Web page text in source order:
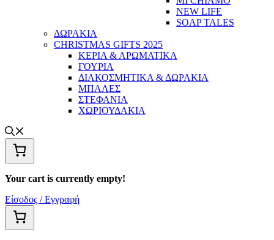
NEW LIFE
SOAP TALES
ΔΩΡΑΚΙΑ
CHRISTMAS GIFTS 2025
ΚΕΡΙΑ & ΑΡΩΜΑΤΙΚΑ
ΓΟΥΡΙΑ
ΔΙΑΚΟΣΜΗΤΙΚΑ & ΔΩΡΑΚΙΑ
ΜΠΑΛΕΣ
ΣΤΕΦΑΝΙΑ
ΧΩΡΙΟΥΔΑΚΙΑ
Your cart is currently empty!
Είσοδος / Εγγραφή